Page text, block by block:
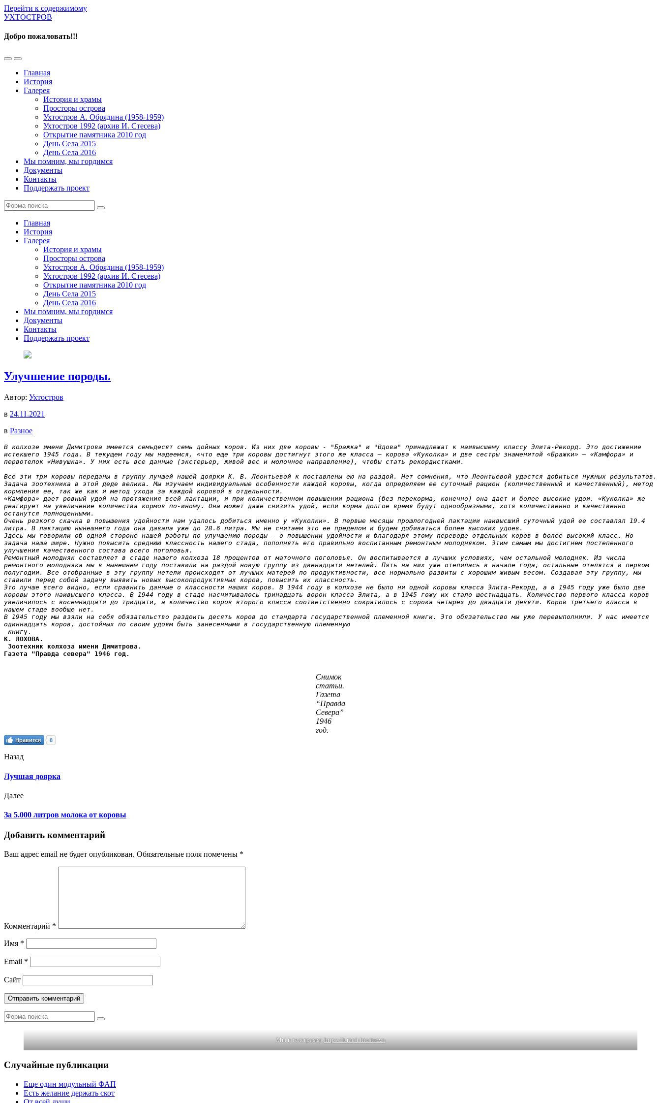
Перейти к содержимому
УХТОСТРОВ
Добро пожаловать!!!
Переключить
мобильное
меню
Переключить
поле
поиска
Главная
История
Галерея
История и храмы
Просторы острова
Ухтостров А. Обрядина (1958-1959)
Ухтостров 1992 (архив И. Стесева)
Открытие памятника 2010 год
День Села 2015
День Села 2016
Мы помним, мы гордимся
Документы
Контакты
Поддержать проект
Поиск
Главная
История
Галерея
История и храмы
Просторы острова
Ухтостров А. Обрядина (1958-1959)
Ухтостров 1992 (архив И. Стесева)
Открытие памятника 2010 год
День Села 2015
День Села 2016
Мы помним, мы гордимся
Документы
Контакты
Поддержать проект
Улучшение породы.
Автор: Ухтостров
в 24.11.2021
в Разное
В колхозе имени Димитрова имеется семьдесят семь дойных коров. Из них две коровы - "Бражка" и "Вдова" принадлежат к наивысшему классу Элита-Рекорд. Это достижение
истекшего 1945 года. В текущем году мы надеемся, «что еще три коровы достигнут этого же класса — корова «Куколка» и две сестры знаменитой «Бражки» — «Камфора» и
первотелок «Нивушка». У них есть все данные (экстерьер, живой вес и молочное направление), чтобы стать рекордистками.
Все эти три коровы переданы в группу лучшей нашей доярки К. В. Леонтьевой к поставлены ею на раздой. Нет сомнения, что Леонтьевой удастся добиться нужных результатов.
Задача зоотехника в этой деде велика. Мы изучаем индивидуальные особенности каждой коровы, когда определяем ее суточный рацион (количественный и качественный), метод
кормления ее, так же как и метод ухода за каждой коровой в отдельности.
«Камфора» дает ровный удой на протяжения всей лактации, и при количественном повышении рациона (без перекорма, конечно) она дает и более высокие удои. «Куколка» же
реагирует на увеличение количества кормов по-иному. Она может даже снизить удой, если корма долгое время будут однообразными, хотя количественно и качественно
останутся полноценными.
Очень резкого скачка в повышения удойности нам удалось добиться именно у «Куколки». В первые месяцы прошлогодней лактации наивысший суточный удой ее составлял 19.4
литра. В лактацию нынешнего года она давала уже до 28.6 литра. Мы не считаем это ее пределом и будем добиваться более высоких удоев.
Здесь мы говорили об одной стороне нашей работы по улучшению породы — о повышении удойности и благодаря этому переводе отдельных коров в более высокий класс. Но
задача наша шире. Нужно повысить среднюю классность нашего стада, пополнять его правильно воспитанным ремонтным молодняком. Этим самым мы достигнем постепенного
улучшения
качественного состава всего поголовья.
Ремонтный молодняк составляет в стаде нашего колхоза 18 процентов от маточного поголовья. Он воспитывается в лучших условиях, чем остальной молодняк. Из числа
ремонтного молодняка мы в нынешнем году поставили на раздой новую группу из двенадцати нетелей. Пять на них уже отелилась в начале года, остальные отелятся в первом
полугодии. Все отобранные в эту группу нетели происходят от лучших матерей по продуктивности, все нормально развиты с хорошим живым весом. Создавая эту группу, мы
ставили перед собой задачу выявить новых высокопродуктивных коров, повысить их классность.
Это лучше всего видно, если сравнить данные о классности наших коров. В 1944 году в колхозе не было ни одной коровы класса Элита-Рекорд, а в 1945 году уже было две
коровы этого наивысшего класса. В 1944 году в стаде насчитывалось тринадцать ворон класса Элита, а в 1945 гожу их стало шестнадцать. Количество первого класса коров
увеличилось с восемнадцати до тридцати, а количество коров второго класса соответственно сократилось с сорока четырех до двадцати девяти. Коров третьего класса в
нашем стаде вообще нет.
В 1945 году мы взяли на себя обязательство раздоить десять коров до стандарта государственной племенной книги. Это обязательство мы уже перевыполнили. У нас имеется
одиннадцать коров, достойных по своим удоям быть занесенными в государственную племенную
книг
К. ЛОХОВА.
Газета "Правда севера" 1946 год.
Снимок
статьи.
Газета
“Правда
Севера”
1946
год.
Нравится 8
Назад
Лучшая доярка
Далее
За 5.000 литров молока от коровы
Добавить комментарий
Ваш адрес email не будет опубликован. Обязательные поля помечены *
Комментарий *
Имя *
Email *
Сайт
Поиск
Мы в телеграмм:https://t.me/uhtostrovo
Случайные публикации
Еще один модульный ФАП
Есть желание держать скот